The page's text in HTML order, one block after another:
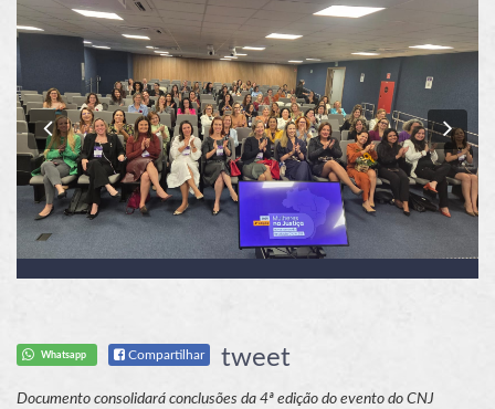
Previous
Whatsapp Compartilhar tweet
Documento consolidará conclusões da 4ª edição do evento do CNJ